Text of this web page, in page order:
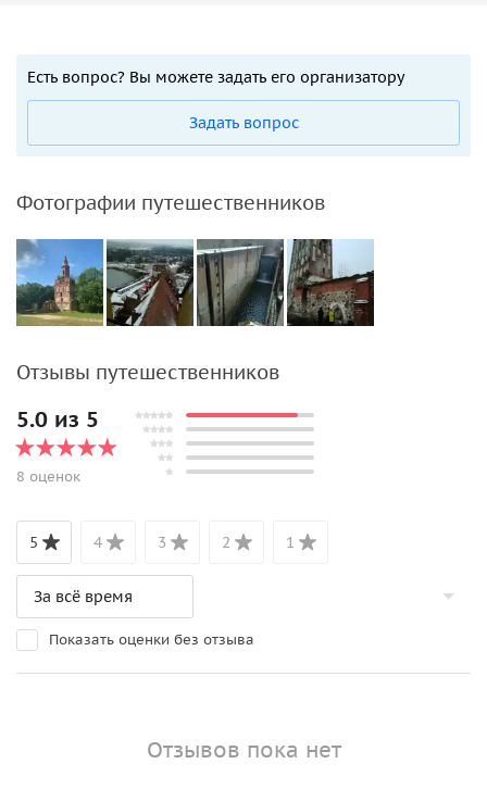
Есть вопрос? Вы можете задать его организатору
Задать вопрос
Фотографии путешественников
Отзывы путешественников
5.0 из 5
8 оценок
5 4 3 2 1
Показать оценки без отзыва
Отзывов пока нет